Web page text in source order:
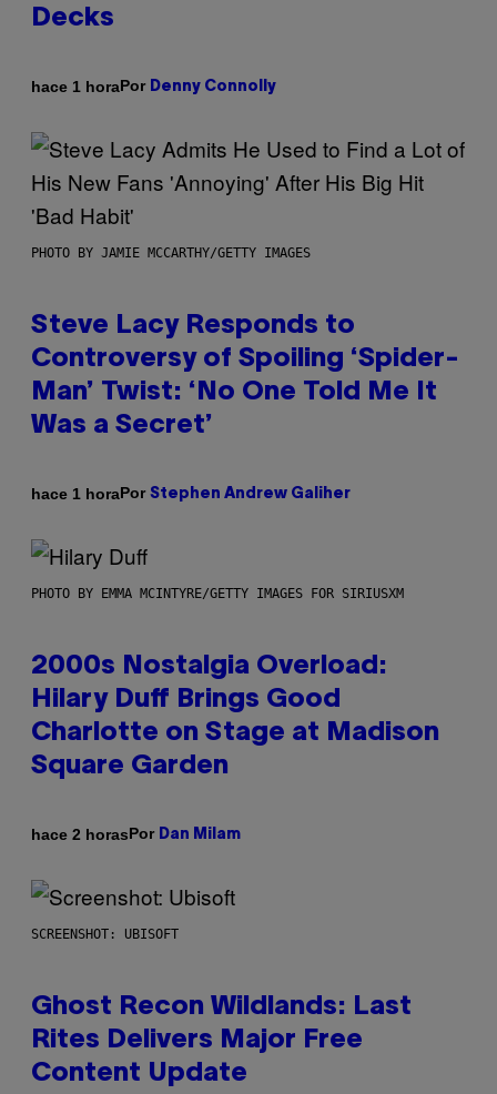
Decks
hace 1 horaPor Denny Connolly
PHOTO BY JAMIE MCCARTHY/GETTY IMAGES
Steve Lacy Responds to
Controversy of Spoiling ‘Spider-
Man’ Twist: ‘No One Told Me It
Was a Secret’
hace 1 horaPor Stephen Andrew Galiher
PHOTO BY EMMA MCINTYRE/GETTY IMAGES FOR SIRIUSXM
2000s Nostalgia Overload:
Hilary Duff Brings Good
Charlotte on Stage at Madison
Square Garden
hace 2 horasPor Dan Milam
SCREENSHOT: UBISOFT
Ghost Recon Wildlands: Last
Rites Delivers Major Free
Content Update